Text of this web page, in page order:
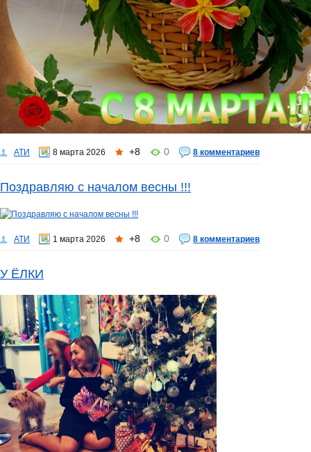
АТИ 8 марта 2026 +8 0 8 комментариев
Поздравляю с началом весны !!!
АТИ 1 марта 2026 +8 0 8 комментариев
У ЁЛКИ